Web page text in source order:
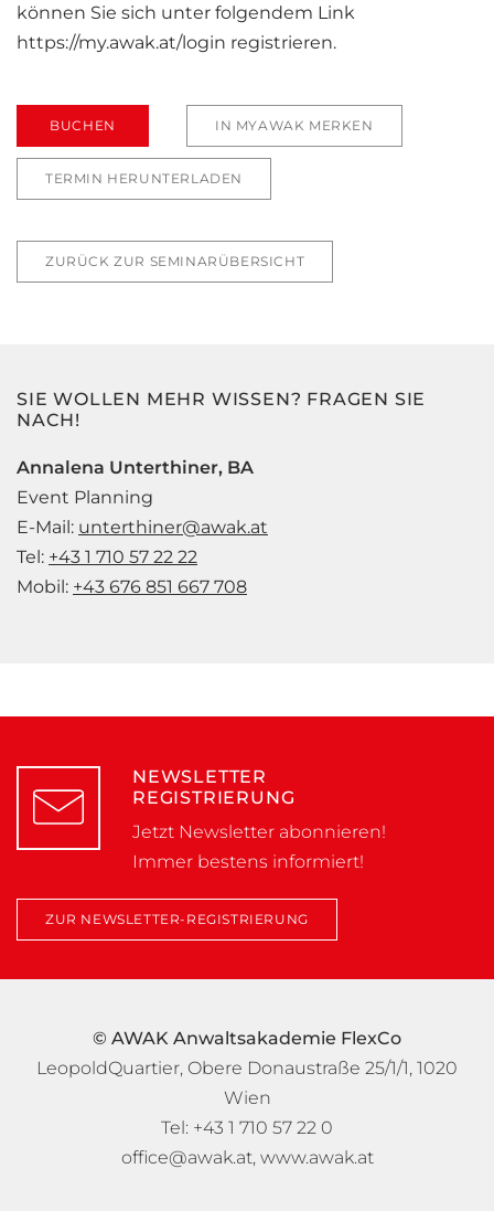
können Sie sich unter folgendem Link
https://my.awak.at/login registrieren.
BUCHEN IN MYAWAK MERKEN
TERMIN HERUNTERLADEN
ZURÜCK ZUR SEMINARÜBERSICHT
SIE WOLLEN MEHR WISSEN? FRAGEN SIE
NACH!
Annalena Unterthiner, BA
Event Planning
E-Mail: unterthiner@awak.at
Tel: +43 1 710 57 22 22
Mobil: +43 676 851 667 708
NEWSLETTER
REGISTRIERUNG
Jetzt Newsletter abonnieren!
Immer bestens informiert!
ZUR NEWSLETTER-REGISTRIERUNG
© AWAK Anwaltsakademie FlexCo
LeopoldQuartier, Obere Donaustraße 25/1/1, 1020
Wien
Tel: +43 1 710 57 22 0
office@awak.at, www.awak.at